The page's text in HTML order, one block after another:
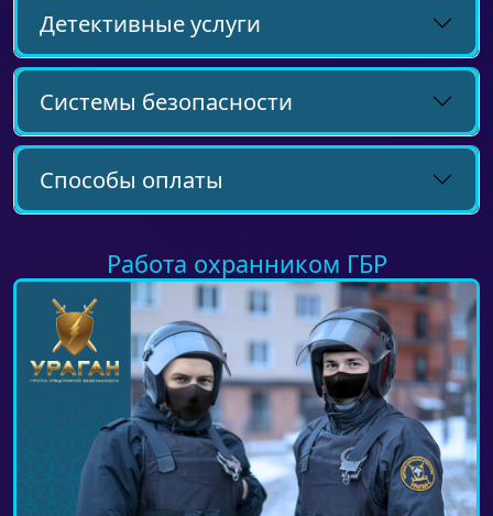
Детективные услуги
Системы безопасности
Способы оплаты
Работа охранником ГБР